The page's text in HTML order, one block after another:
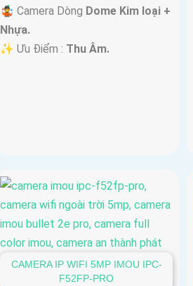
🤹 Camera Dòng Dome Kim loại +
Nhựa.
️✨ Ưu Điểm : Thu Âm.
CAMERA IP WIFI 5MP IMOU IPC-
F52FP-PRO